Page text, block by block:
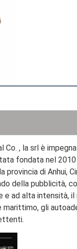
Co. , la srl è
fondata nel
provincia di Anhui,
della pubblicità,
ad alta intensità,
gli